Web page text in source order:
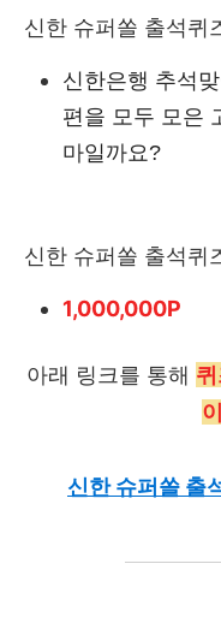
신한 슈퍼쏠 출석퀴
신한은행 추석
편을 모두 모은
마일까요?
신한 슈퍼쏠 출석퀴
1,000,000P
아래 링크를 통해
신한 슈퍼쏠 출